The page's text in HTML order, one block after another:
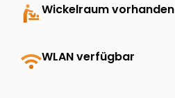
baby_changing_stationWickelraum vorhanden
wifiWLAN verfügbar